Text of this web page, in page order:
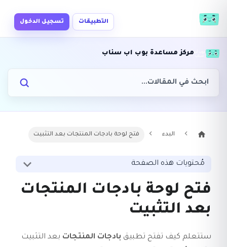
التطبيقات تسجيل الدخول
مركز مساعدة بوب اب سناب
البدء فتح لوحة بادجات المنتجات بعد التثبيت
مُحتويات هذه الصفحة
فتح لوحة بادجات المنتجات
بعد التثبيت
ستتعلم كيف تفتح تطبيق بادجات المنتجات بعد التثبيت